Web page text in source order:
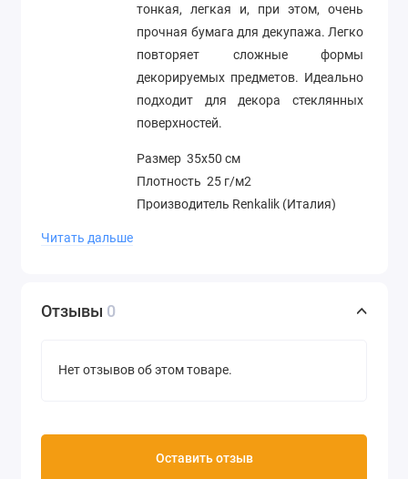
тонкая, легкая и, при этом, очень
прочная бумага для декупажа. Легко
повторяет сложные формы
декорируемых предметов. Идеально
подходит для декора стеклянных
поверхностей.
Размер 35х50 см
Плотность 25 г/м2
Производитель Renkalik (Италия)
Читать дальше
Отзывы 0
Нет отзывов об этом товаре.
Оставить отзыв